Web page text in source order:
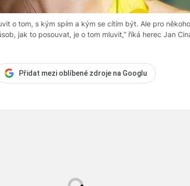
o tom, s kým spím a kým se cítím být. Ale pro
jak to posouvat, je o tom mluvit,” říká herec Jan
Přidat mezi oblíbené zdroje na Googlu